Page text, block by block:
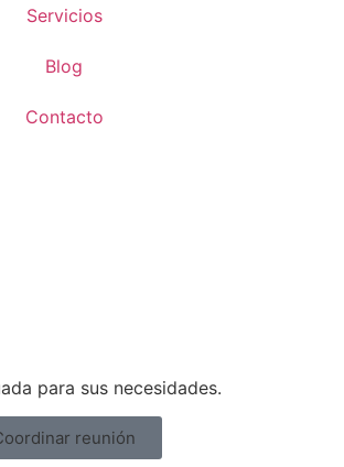
Servicios
Blog
Contacto
para sus necesidades.
reunión